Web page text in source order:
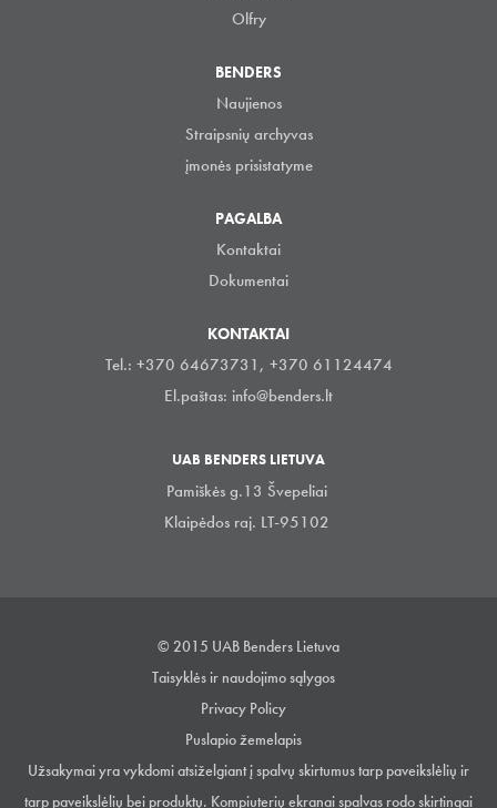
Olfry
BENDERS
Naujienos
Straipsnių archyvas
įmonės prisistatyme
PAGALBA
Kontaktai
Dokumentai
KONTAKTAI
Tel.: +370 64673731, +370 61124474
El.paštas: info@benders.lt
UAB BENDERS LIETUVA
Pamiškės g.13 Švepeliai
Klaipėdos raj. LT-95102
© 2015 UAB Benders Lietuva
Taisyklės ir naudojimo sąlygos
Privacy Policy
Puslapio žemelapis
Užsakymai yra vykdomi atsiželgiant į spalvų skirtumus tarp paveikslėlių ir
tarp paveikslėlių bei produktų. Kompiuterių ekranai spalvas rodo skirtingai